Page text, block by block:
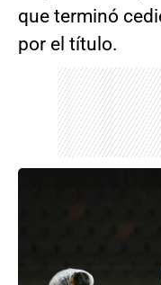
que terminó
por el título.